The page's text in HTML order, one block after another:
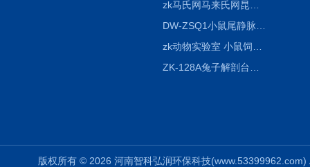
版权所有 © 2026 河南智科弘润环保科技